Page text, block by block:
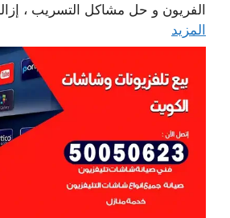
الفريون و حل مشاكل التسريب ،
المزيد